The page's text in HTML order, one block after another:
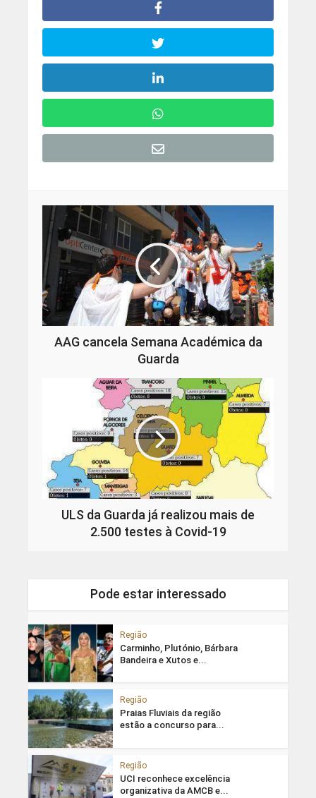
AAG cancela Semana Académica da
Guarda
ULS da Guarda já realizou mais de
2.500 testes à Covid-19
Pode estar interessado
Região
Carminho, Plutónio, Bárbara
Bandeira e Xutos e...
Região
Praias Fluviais da região
estão a concurso para...
Região
UCI reconhece excelência
organizativa da AMCB e...